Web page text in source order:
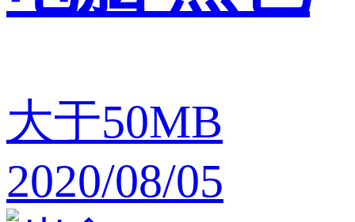
大于50MB
2020/08/05